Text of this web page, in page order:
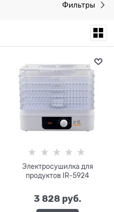
Фильтры
Электросушилка для
продуктов IR-5924
3 828 руб.